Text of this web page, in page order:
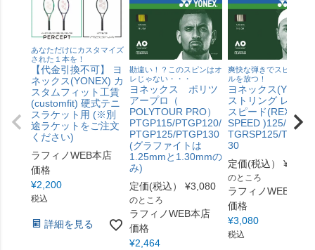
あなただけにカスタマイズ
された１本を！
【代金引換不可】 ヨ
ネックス(YONEX) カ
スタムフィット工賃
(customfit) 硬式テニ
スラケット用 (※別
途ラケットをご注文
ください)
ラフィノWEB本店
価格
¥2,200
税込
詳細を見る
勘違い！？このスピンはオ
レじゃない・・・
ヨネックス ポリツ
アープロ（
POLYTOUR PRO）
PTGP115/PTGP120/
PTGP125/PTGP130
(グラファイトは
1.25mmと1.30mmの
み)
定価(税込）
¥3,080
のところ
ラフィノWEB本店
価格
¥2,464
爽快な弾きでスピードボ
ルを放つ！
ヨネックス
ストリング レクシ
スピード(REXIS
SPEED )125/130
TGRSP125/
30
定価(税込）
¥
のところ
ラフィノWEB本店
価格
¥3,080
税込